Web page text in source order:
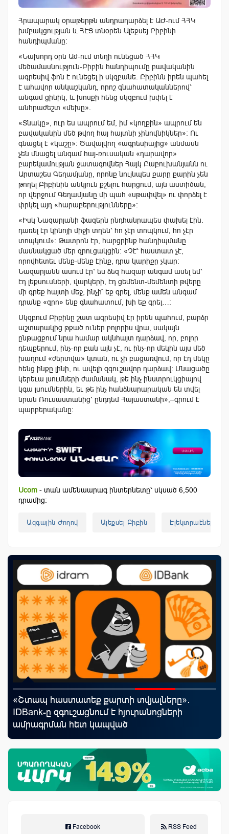
Հրապարակ օրաթերթն անդրադարձել է ԱԺ-ում ՀՀԿ
խմբակցության և ՀԷՑ տնօրեն Ալեքսեյ Բիբինի
հանդիպմանը:
«Նախորդ օրն Աժ-ում տեղի ունեցած ՀՀԿ
մեծամասնություն-Բիբին հանդիպումը բավականին
ագրեսիվ ֆոն է ունեցել ի սկզբանե. Բիբինն իրեն պահել
է ահավոր անկաշկանդ, որոշ գնահատականներով՝
անգամ ցինիկ, և խոսքի հենց սկզբում խփել է
անհրաժեշտ «մեխը».
«Տնակը», ուր ես ապրում եմ, իմ «կողքին» ապրում են
բավականին մեծ թվող հայ հայտնի չինովնիկներ»: Ու
գնացել է «կաշը»: Ծավալվող «ագրեսիայից» անմասն
չեն մնացել անգամ հայ-ռուսական «դարավոր»
բարեկամության ջատագովներ Հայկ Բաբուխանյանն ու
Արտաշես Գեղամյանը, որոնք նույնպես քարը քարին չեն
թողել Բիբինին անկյուն քշելու հարցում, այն աստիճան,
որ վերջում Գեղամյանը մի պահ «սթափվել» ու փորձել է
փրկել այդ «հարաբերությունները»:
«Իսկ Նազարյանի ֆազերն ընդհանրապես փախել էին.
դառել էր կինոյի միջի տղեն՝ հո չէր տոպկում, հո չէր
տոպկում»: Թատրոն էր, հարցրինք հանդիպմանը
մասնակցած մեր զրուցակցին: «Չէ՝ հաստատ չէ,
որովհետեւ մենք-մենք էինք, դրա կարիքը չկար:
Նազարյանն ասում էր՝ ես ձեզ հազար անգամ ասել եմ՝
էդ լեքսուսների, վարկերի, էդ ցեմենտ-մեմենտի թվերը
մի գրեք հայտի մեջ, ինչի՞ եք գրել, մենք ամեն անգամ
դրանք «զրո» ենք գնահատում, խի եք գրել…:
Սկզբում Բիբինը շատ ագրեսիվ էր իրեն պահում, բարձր
աշտարակից թքած ուներ բոլորիս վրա, սակայն
ընթացքում նրա համար ակնհայտ դարձավ, որ, բոլոր
դեպքերում, ինչ-որ բան այն չէ, ու ինչ-որ մեկին այս մեծ
խաղում «ժերտվա» կտան, ու չի բացառվում, որ էդ մեկը
հենց ինքը լինի, ու ավելի զգուշավոր դարձավ: Մնացածը
կերեւա լսումների ժամանակ, թե ինչ ինստրուկցիայով
կգա լսումներին, եւ թե ինչ հանձնարարական են տվել
նրան Ռուսաստանից՝ ընդդեմ Հայաստանի»,–գրում է
պարբերականը:
Ucom - տան ամենաարագ ինտերնետը՝ սկսած 6,500
դրամից:
Ազգային Ժողով Ալեքսեյ Բիբին
«Շտապ հաստատեք քարտի տվյալները»․
IDBank-ը զգուշացնում է հյուրանոցների
ամրագրման հետ կապված
զեղծարարությունների մասին
Facebook RSS Feed